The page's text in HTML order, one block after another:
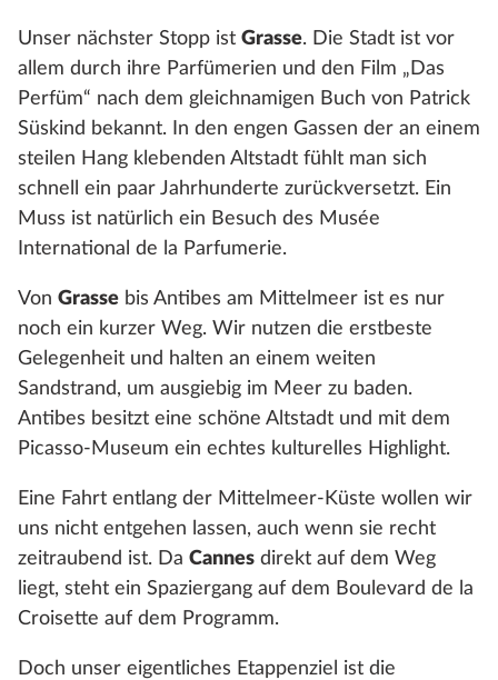
Unser nächster Stopp ist Grasse. Die Stadt ist vor
allem durch ihre Parfümerien und den Film „Das
Perfüm“ nach dem gleichnamigen Buch von Patrick
Süskind bekannt. In den engen Gassen der an einem
steilen Hang klebenden Altstadt fühlt man sich
schnell ein paar Jahrhunderte zurückversetzt. Ein
Muss ist natürlich ein Besuch des Musée
International de la Parfumerie.
Von Grasse bis Antibes am Mittelmeer ist es nur
noch ein kurzer Weg. Wir nutzen die erstbeste
Gelegenheit und halten an einem weiten
Sandstrand, um ausgiebig im Meer zu baden.
Antibes besitzt eine schöne Altstadt und mit dem
Picasso-Museum ein echtes kulturelles Highlight.
Eine Fahrt entlang der Mittelmeer-Küste wollen wir
uns nicht entgehen lassen, auch wenn sie recht
zeitraubend ist. Da Cannes direkt auf dem Weg
liegt, steht ein Spaziergang auf dem Boulevard de la
Croisette auf dem Programm.
Doch unser eigentliches Etappenziel ist die